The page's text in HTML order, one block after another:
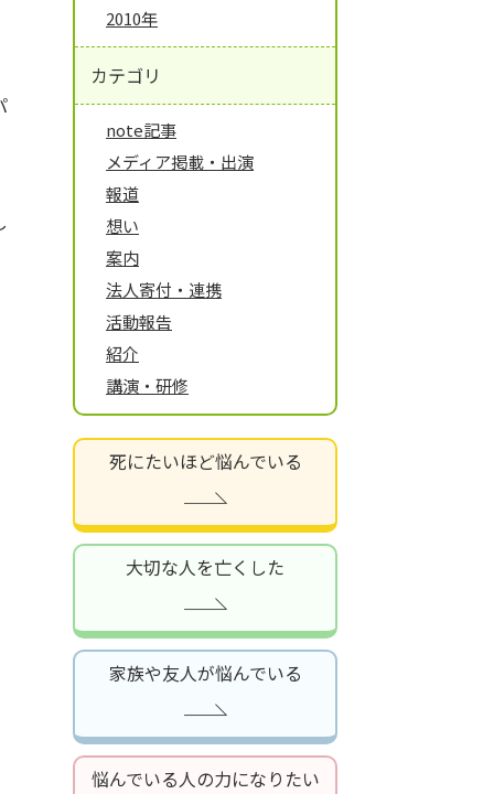
2010年
カテゴリ
note記事
メディア掲載・出演
報道
想い
案内
法人寄付・連携
活動報告
紹介
講演・研修
死にたいほど悩んでいる
大切な人を亡くした
家族や友人が悩んでいる
悩んでいる人の力になりたい